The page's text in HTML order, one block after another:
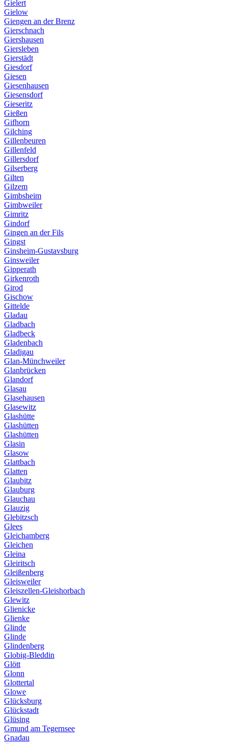
Gielert
Gielow
Giengen an der Brenz
Gierschnach
Giershausen
Giersleben
Gierstädt
Giesdorf
Giesen
Giesenhausen
Giesensdorf
Gieseritz
Gießen
Gifhorn
Gilching
Gillenbeuren
Gillenfeld
Gillersdorf
Gilserberg
Gilten
Gilzem
Gimbsheim
Gimbweiler
Gimritz
Gindorf
Gingen an der Fils
Gingst
Ginsheim-Gustavsburg
Ginsweiler
Gipperath
Girkenroth
Girod
Gischow
Gittelde
Gladau
Gladbach
Gladbeck
Gladenbach
Gladigau
Glan-Münchweiler
Glanbrücken
Glandorf
Glasau
Glasehausen
Glasewitz
Glashütte
Glashütten
Glashütten
Glasin
Glasow
Glattbach
Glatten
Glaubitz
Glauburg
Glauchau
Glauzig
Glebitzsch
Glees
Gleichamberg
Gleichen
Gleina
Gleiritsch
Gleißenberg
Gleisweiler
Gleiszellen-Gleishorbach
Glewitz
Glienicke
Glienke
Glinde
Glinde
Glindenberg
Globig-Bleddin
Glött
Glonn
Glottertal
Glowe
Glücksburg
Glückstadt
Glüsing
Gmund am Tegernsee
Gnadau